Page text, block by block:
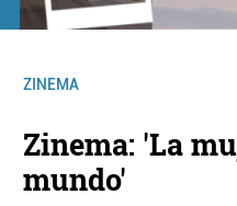
ZINEMA
Zinema: 'La
mundo'